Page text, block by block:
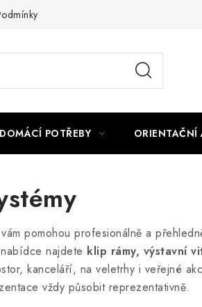
ochrany osobních údajů
POTŘEBY ORIENTAČNÍ
vám pomohou profesionálně a
najdete klip rámy, výstavní
kanceláří, na veletrhy i veřejné
vždy působit reprezentativně.